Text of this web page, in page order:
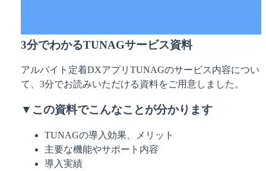
3分でわかるTUNAGサービス資料
アルバイト定着DXアプリTUNAGのサービス内容につい
て、3分でお読みいただける資料をご用意しました。
▼この資料でこんなことが分かります
TUNAGの導入効果、メリット
主要な機能やサポート内容
導入実績